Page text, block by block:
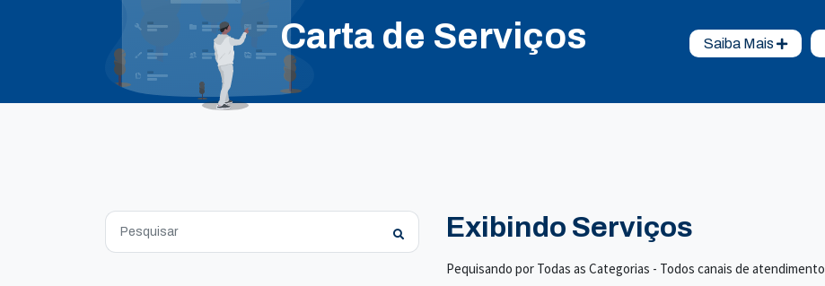
Carta de Serviços Saiba Mais
Exibindo Serviços
Pequisando por Todas as Categorias - Todos canais de atendimento